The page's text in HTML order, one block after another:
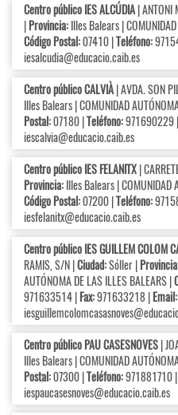
Centro público IES ALCÚDIA| ANTONI
|Provincia:Illes Balears |
Código Postal:07410 |Teléfono:
iesalcudia@educacio.caib.es
Centro público CALVIÀ| AVDA. SON
Illes Balears | COMUNIDAD
Postal:07180 |Teléfono:971690229 |
iescalvia@educacio.caib.es
Centro público IES FELANITX|
Provincia:Illes Balears | COMUNIDAD
Código Postal:07200 |Teléfono:
iesfelanitx@educacio.caib.es
Centro público IES GUILLEM COLOM
RAMIS, S/N |Ciudad:Sóller |
AUTÓNOMA DE LAS ILLES BALEARS |
971633514 |Fax:971633218 |Email:
Centro público PAU CASESNOVES|
Illes Balears | COMUNIDAD
Postal:07300 |Teléfono:971881710 |
iespaucasesnoves@educacio.caib.es